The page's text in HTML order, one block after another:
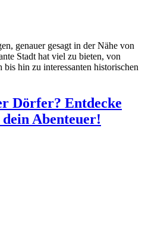
genauer gesagt in der Nähe von
Stadt hat viel zu bieten, von
bis hin zu interessanten historischen
Dörfer? Entdecke
Abenteuer!